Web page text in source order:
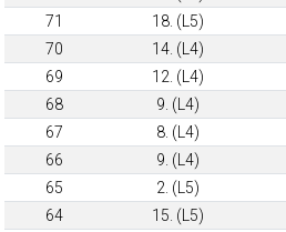
71
18. (L5)
70
14. (L4)
69
12. (L4)
68
9. (L4)
67
8. (L4)
66
9. (L4)
65
2. (L5)
64
15. (L5)